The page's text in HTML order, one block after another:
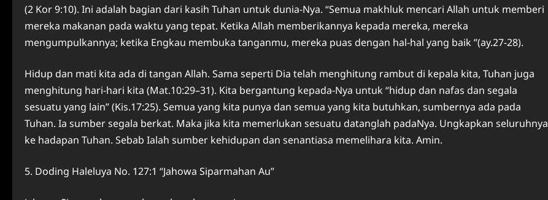
(2 Kor 9:10). Ini adalah bagian dari kasih Tuhan untuk dunia-Nya. “Semua makhluk mencari Allah untuk memberi
mereka makanan pada waktu yang tepat. Ketika Allah memberikannya kepada mereka, mereka
mengumpulkannya; ketika Engkau membuka tanganmu, mereka puas dengan hal-hal yang baik ”(ay.27-28).
Hidup dan mati kita ada di tangan Allah. Sama seperti Dia telah menghitung rambut di kepala kita, Tuhan juga
menghitung hari-hari kita (Mat.10:29–31). Kita bergantung kepada-Nya untuk “hidup dan nafas dan segala
sesuatu yang lain” (Kis.17:25). Semua yang kita punya dan semua yang kita butuhkan, sumbernya ada pada
Tuhan. Ia sumber segala berkat. Maka jika kita memerlukan sesuatu datanglah padaNya. Ungkapkan seluruhnya
ke hadapan Tuhan. Sebab Ialah sumber kehidupan dan senantiasa memelihara kita. Amin.
5. Doding Haleluya No. 127:1 “Jahowa Siparmahan Au”